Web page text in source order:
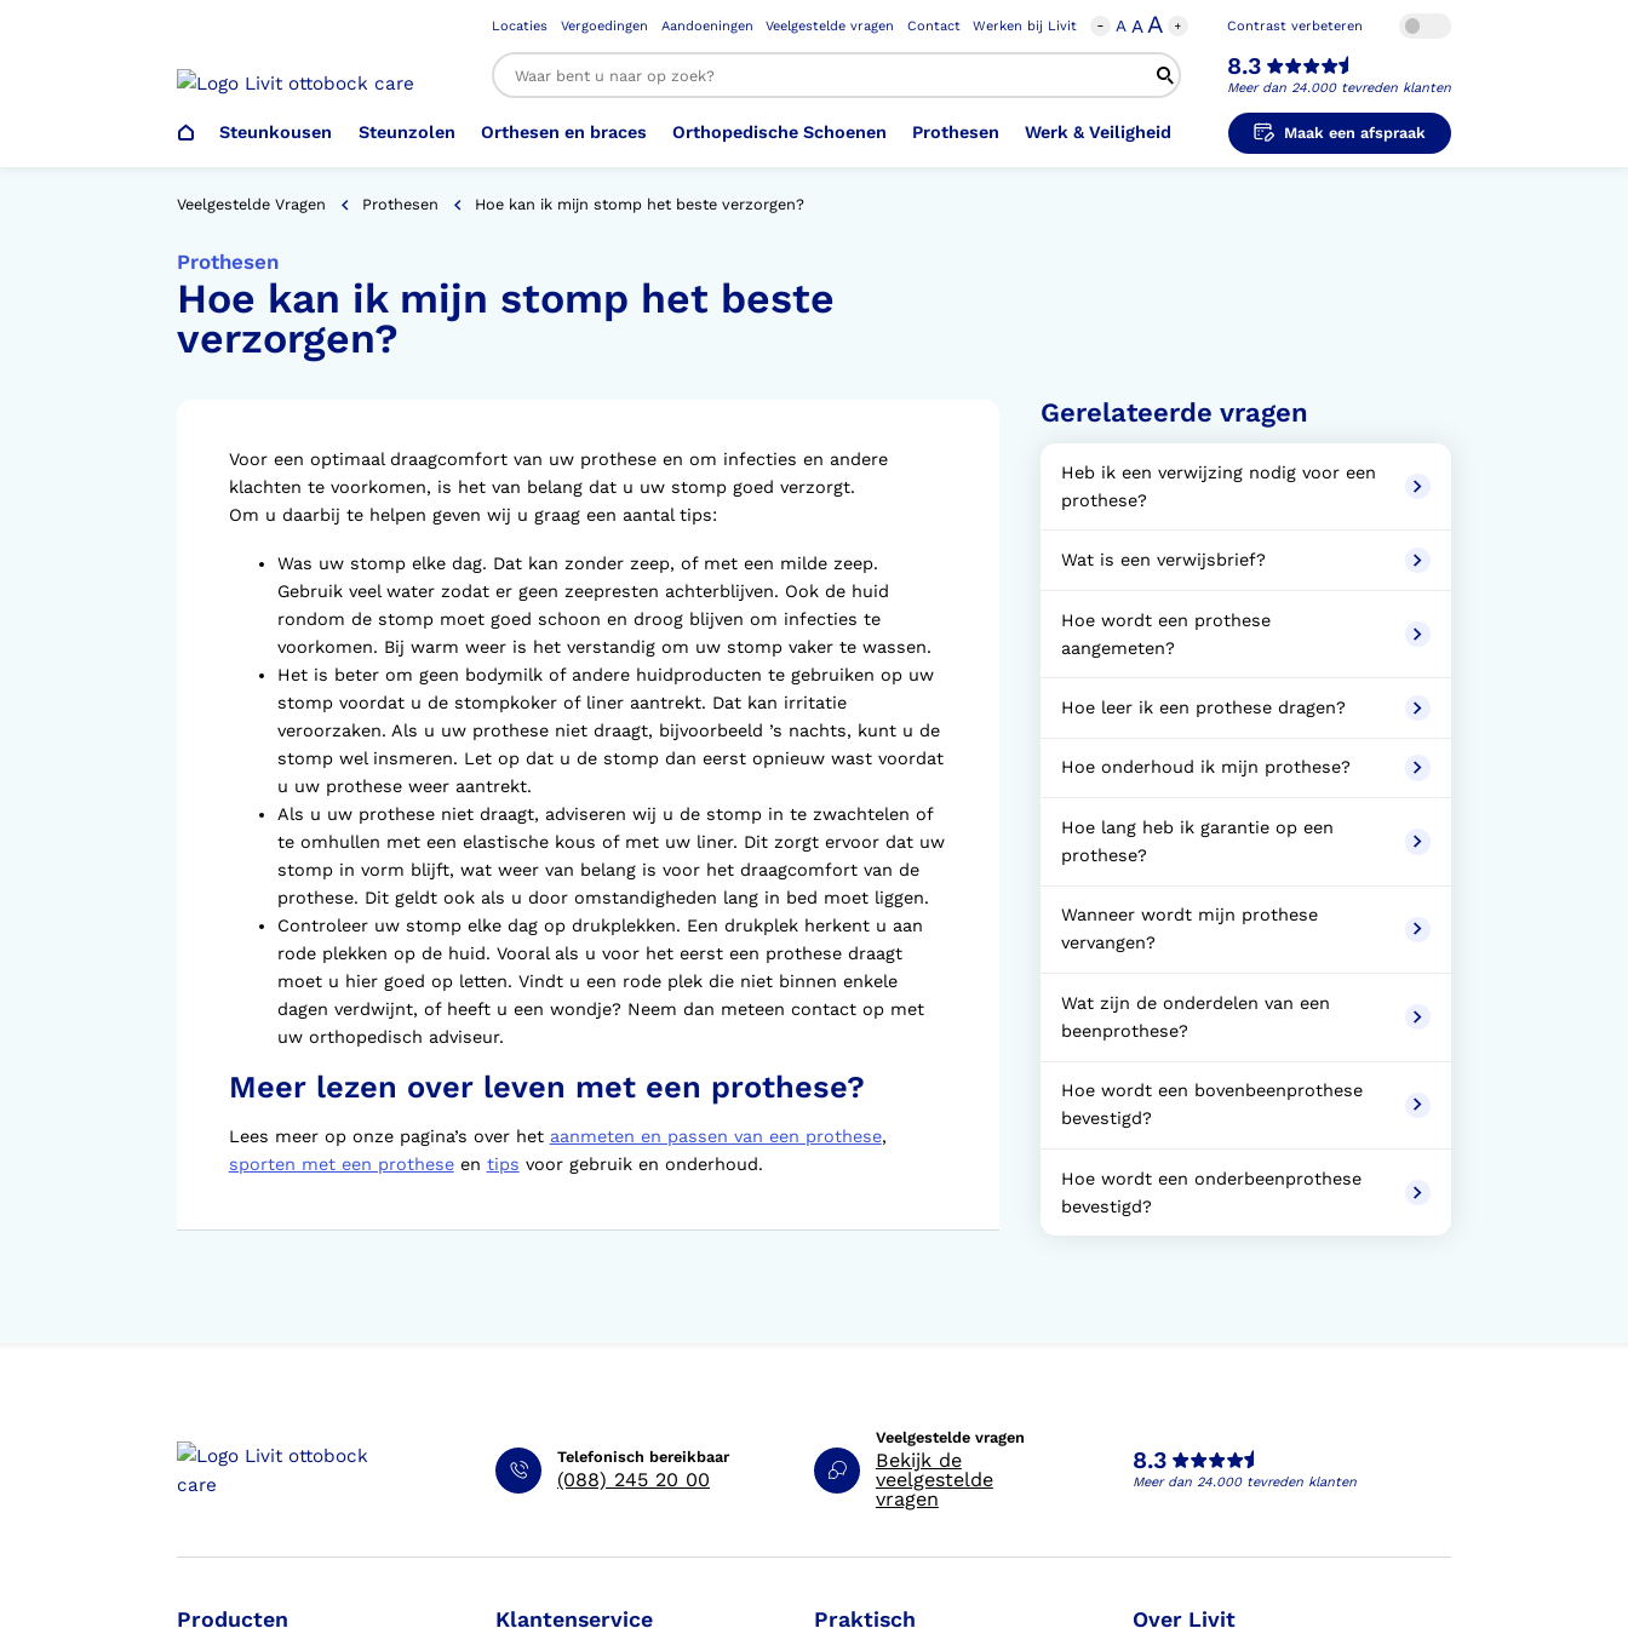
Locaties Vergoedingen Aandoeningen Veelgestelde vragen Contact Werken bij Livit A AA Contrast verbeteren
8.3
Meer dan 24.000 tevreden klanten
Steunkousen
Steunkousen (klasse 1)
Therapeutisch Elastische
Kousen (klasse 2)
Steunzolen
Steunzolen 3D geprinte steunzolen
Orthesen en braces
Arm Elleboog Been Knie
Romp Buik Rug Schouder
Orthopedische Schoenen
Schoenencatalogus Orthopedische Schoenen OSA
Orthopedische Voorziening aan
Confectieschoen (OVAC)
Verbandschoen Werk en Veiligheid
schoenen (VLOS)
Prothesen
Armprothese Bovenbeenprothese
Onderbeenprothese Schouderprothese
Werk & Veiligheid
Veiligheidsschoenen –
Werkgever
Veiligheidsschoenen –
Werknemer
Maak een afspraak
Veelgestelde Vragen Prothesen Hoe kan ik mijn stomp het beste verzorgen?
Prothesen
Hoe kan ik mijn stomp het beste
verzorgen?
Voor een optimaal draagcomfort van uw prothese en om infecties en andere
klachten te voorkomen, is het van belang dat u uw stomp goed verzorgt.
Om u daarbij te helpen geven wij u graag een aantal tips:
Was uw stomp elke dag. Dat kan zonder zeep, of met een milde zeep.
Gebruik veel water zodat er geen zeepresten achterblijven. Ook de huid
rondom de stomp moet goed schoon en droog blijven om infecties te
voorkomen. Bij warm weer is het verstandig om uw stomp vaker te wassen.
Het is beter om geen bodymilk of andere huidproducten te gebruiken op uw
stomp voordat u de stompkoker of liner aantrekt. Dat kan irritatie
veroorzaken. Als u uw prothese niet draagt, bijvoorbeeld ’s nachts, kunt u de
stomp wel insmeren. Let op dat u de stomp dan eerst opnieuw wast voordat
u uw prothese weer aantrekt.
Als u uw prothese niet draagt, adviseren wij u de stomp in te zwachtelen of
te omhullen met een elastische kous of met uw liner. Dit zorgt ervoor dat uw
stomp in vorm blijft, wat weer van belang is voor het draagcomfort van de
prothese. Dit geldt ook als u door omstandigheden lang in bed moet liggen.
Controleer uw stomp elke dag op drukplekken. Een drukplek herkent u aan
rode plekken op de huid. Vooral als u voor het eerst een prothese draagt
moet u hier goed op letten. Vindt u een rode plek die niet binnen enkele
dagen verdwijnt, of heeft u een wondje? Neem dan meteen contact op met
uw orthopedisch adviseur.
Meer lezen over leven met een prothese?
Lees meer op onze pagina’s over het aanmeten en passen van een prothese,
sporten met een protheseen tips voor gebruik en onderhoud.
Gerelateerde vragen
Heb ik een verwijzing nodig voor een
prothese?
Wat is een verwijsbrief?
Hoe wordt een prothese
aangemeten?
Hoe leer ik een prothese dragen?
Hoe onderhoud ik mijn prothese?
Hoe lang heb ik garantie op een
prothese?
Wanneer wordt mijn prothese
vervangen?
Wat zijn de onderdelen van een
beenprothese?
Hoe wordt een bovenbeenprothese
bevestigd?
Hoe wordt een onderbeenprothese
bevestigd?
Telefonisch bereikbaar
(088) 245 20 00
Veelgestelde vragen
Bekijk de
veelgestelde
vragen
8.3
Meer dan 24.000 tevreden klanten
Producten Klantenservice Praktisch Over Livit